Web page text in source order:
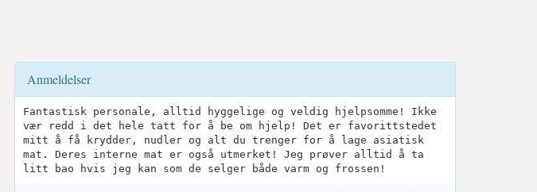
Anmeldelser
Fantastisk personale, alltid hyggelige og veldig hjelpsomme! Ikke
vær redd i det hele tatt for å be om hjelp! Det er favorittstedet
mitt å få krydder, nudler og alt du trenger for å lage asiatisk
mat. Deres interne mat er også utmerket! Jeg prøver alltid å ta
litt bao hvis jeg kan som de selger både varm og frossen!